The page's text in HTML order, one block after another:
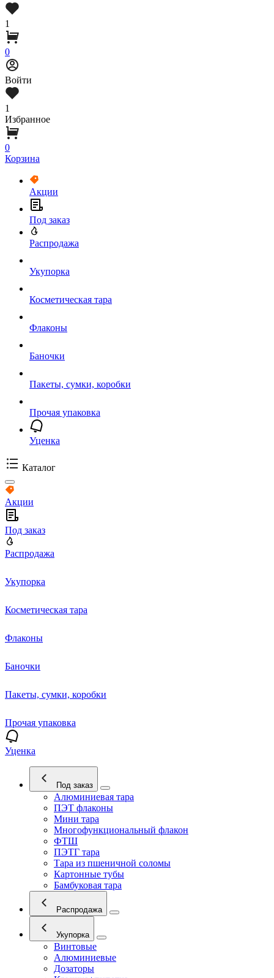
1
0
Войти
1
Избранное
0
Корзина
Акции
Под заказ
Распродажа
Укупорка
Косметическая тара
Флаконы
Баночки
Пакеты, сумки, коробки
Прочая упаковка
Уценка
Каталог
Акции
Под заказ
Распродажа
Укупорка
Косметическая тара
Флаконы
Баночки
Пакеты, сумки, коробки
Прочая упаковка
Уценка
Под заказ
Алюминиевая тара
ПЭТ флаконы
Мини тара
Многофункциональный флакон
ФТШ
ПЭТГ тара
Тара из пшеничной соломы
Картонные тубы
Бамбуковая тара
Распродажа
Укупорка
Винтовые
Алюминиевые
Дозаторы